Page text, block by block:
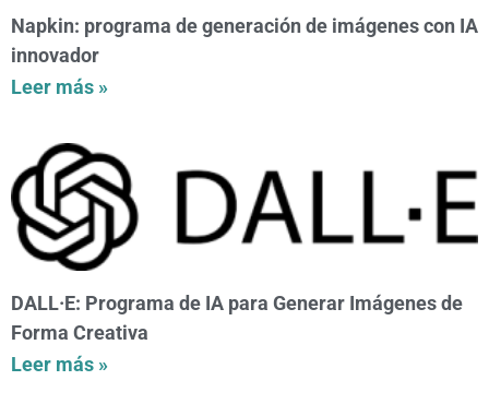
Napkin: programa de generación de imágenes con IA
innovador
Leer más »
DALL·E: Programa de IA para Generar Imágenes de
Forma Creativa
Leer más »